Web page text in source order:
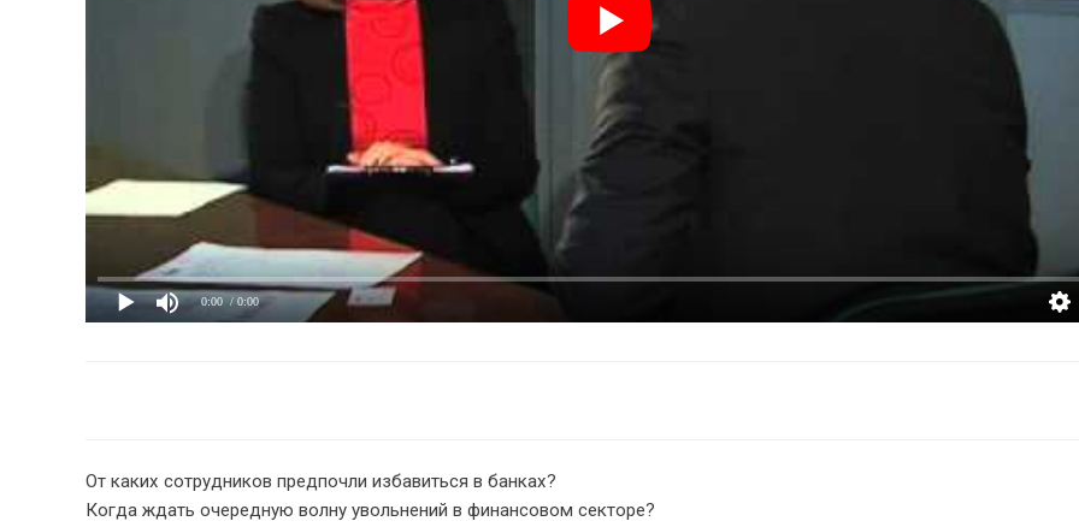
0:00 / 0:00
От каких сотрудников предпочли избавиться в банках?
Когда ждать очередную волну увольнений в финансовом секторе?